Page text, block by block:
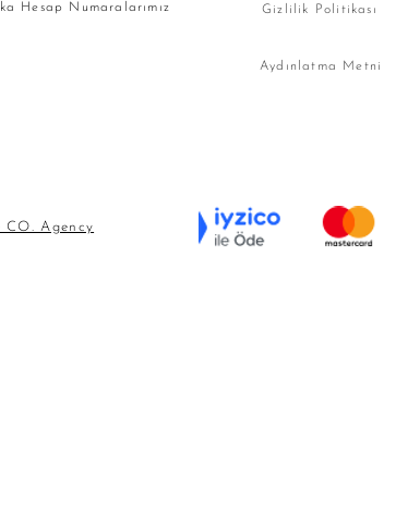
Hesap Numaralarımız Gizlilik Politikası
Aydınlatma Metni
CO. Agency